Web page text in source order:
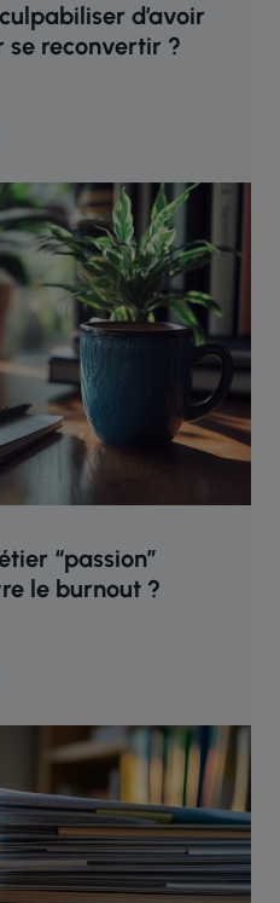
d’avoir
se reconvertir ?
“passion”
le burnout ?